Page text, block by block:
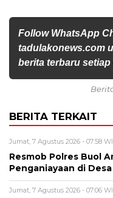
Follow WhatsApp
tadulakonews.com
berita terbaru setiap
BERITA TERKAIT
Jumat, 7 Agustus 2026 - 07:58
Resmob Polres Buol
Penganiayaan di
Jumat, 7 Agustus 2026 - 07:06